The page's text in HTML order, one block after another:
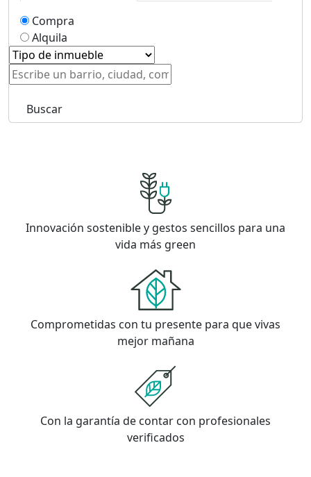
Compra
Alquila
Buscar
Innovación sostenible y gestos sencillos para una
vida más green
Comprometidas con tu presente para que vivas
mejor mañana
Con la garantía de contar con profesionales
verificados